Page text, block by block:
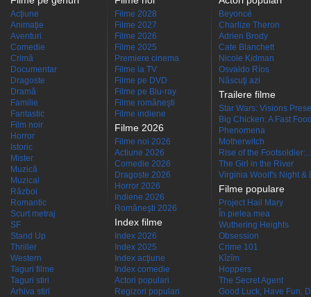
Acţiune
Animaţie
Aventuri
Comedie
Crimă
Documentar
Dragoste
Dramă
Familie
Fantastic
Film noir
Horror
Istoric
Mister
Muzică
Muzical
Război
Romantic
Scurt metraj
SF
Stand Up
Thriller
Western
Taguri filme
Taguri stiri
Arhiva stiri
Filme 2028
Filme 2027
Filme 2026
Filme 2025
Premiere cinema
Filme la TV
Filme pe DVD
Filme pe Blu-ray
Filme româneşti
Filme indiene
Filme 2026
Filme noi 2026
Actiune 2026
Comedie 2026
Dragoste 2026
Horror 2026
Indiene 2026
Româneşti 2026
Index filme
Index 2026
Index 2025
Index acţiune
Index comedie
Actori populari
Regizori populari
Beyoncé
Charlize Theron
Adrien Brody
Cate Blanchett
Nicole Kidman
Osvaldo Ríos
Născuţi azi
Trailere filme
Star Wars: Visions
Big Chicken: A Fast
Phenomena
Motherwitch
Rise of the Footsoldier:...
The Girl in the River
Virginia Woolf's Night &
Filme populare
Project Hail Mary
În pielea mea
Wuthering Heights
Obsession
Crime 101
Kîzîm
Hoppers
The Secret Agent
Good Luck, Have Fun,